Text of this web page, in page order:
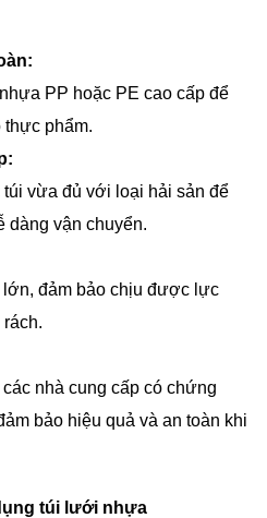
PP hoặc PE cao cấp để
thực phẩm.
vừa đủ với loại hải sản để
dàng vận chuyển.
lớn, đảm bảo chịu được lực
rách.
nhà cung cấp có chứng
bảo hiệu quả và an toàn khi
túi lưới nhựa